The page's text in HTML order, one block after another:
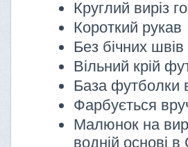
Круглий виріз
Короткий рукав
Без бічних швів
Вільний крій
База футболки
Фарбується
Малюнок на